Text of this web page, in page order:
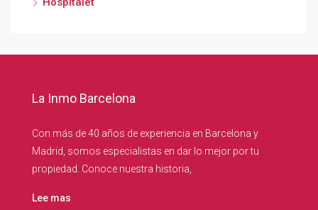
La Inmo Barcelona
Con más de 40 años de experiencia en Barcelona y
Madrid, somos especialistas en dar lo mejor por tu
propiedad. Conoce nuestra historia,
Lee mas